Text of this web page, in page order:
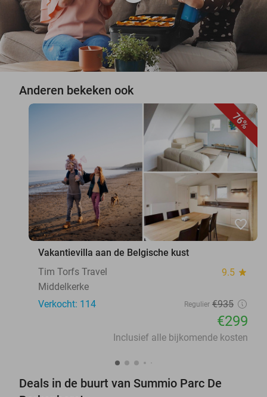
Anderen bekeken ook
76%
favorite_border
Vakantievilla aan de Belgische kust
Tim Torfs Travel
9.5 star
Middelkerke
Verkocht: 114
Regulier €935
€299
Inclusief alle bijkomende kosten
Deals in de buurt van Summio Parc De